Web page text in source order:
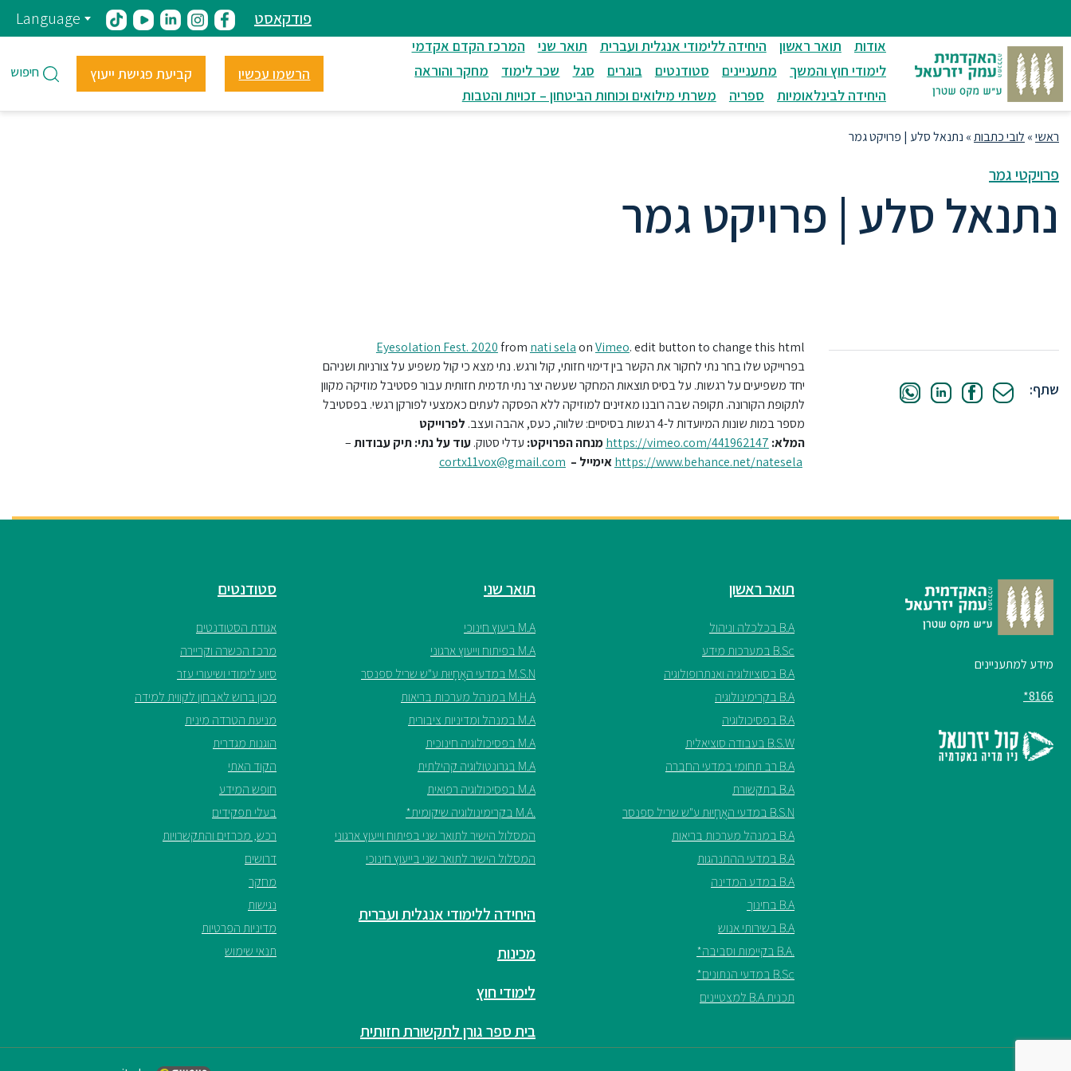
מרכזי
פודקאסט Language
אודות תואר ראשון היחידה ללימודי אנגלית ועברית תואר שני
המרכז הקדם אקדמי
לימודי חוץ והמשך
מתעניינים סטודנטים בוגרים סגל שכר לימוד
מחקר והוראה
היחידה לבינלאומיות
ספריה משרתי מילואים וכוחות הביטחון – זכויות והטבות
הרשמו עכשיו קביעת פגישת ייעוץ חיפוש
ראשי» לובי כתבות» נתנאל סלע | פרויקט גמר
פרויקטי גמר
נתנאל סלע | פרויקט גמר
שתף:
Eyesolation Fest. 2020from nati selaonVimeo. edit button to change this html
בפרוייקט שלו בחר נתי לחקור את הקשר בין דימוי חזותי, קול ורגש. נתי מצא כי קול משפיע על צורניות ושניהם
יחד משפיעים על רגשות. על בסיס תוצאות המחקר שעשה יצר נתי תדמית חזותית עבור פסטיבל מוזיקה מקוון
לתקופת הקורונה. תקופה שבה רובנו מאזינים למוזיקה ללא הפסקה לעתים כאמצעי לפורקן רגשי. בפסטיבל
מספר במות שונות המיועדות ל-4 רגשות בסיסיים: שלווה, כעס, אהבה ועצב.
לפרוייקט
המלא: https://vimeo.com/441962147מנחה הפרויקט: עדלי סטוק.עוד על נתי:תיק עבודות–
https://www.behance.net/nateselaאימייל – cortx11vox@gmail.com
מידע למתעניינים
8166*
תואר ראשון
B.A בכלכלה וניהול
B.Sc במערכות מידע
B.A בסוציולוגיה ואנתרופולוגיה
B.A בקרימינולוגיה
B.A בפסיכולוגיה
B.S.W בעבודה סוציאלית
B.A רב תחומי במדעי החברה
B.A בתקשורת
B.S.N במדעי האֲחָיוּת ע"ש שריל ספנסר
B.A במנהל מערכות בריאות
B.A במדעי ההתנהגות
B.A במדע המדינה
B.A בחינוך
B.A בשירותי אנוש
.B.A בקיימות וסביבה*
B.Sc במדעי הנתונים*
תכנית B.A למצטיינים
תואר שני
M.A ביעוץ חינוכי
M.A בפיתוח וייעוץ ארגוני
M.S.N במדעי האֲחָיוּת ע"ש שריל ספנסר
M.H.A במנהל מערכות בריאות
M.A במנהל ומדיניות ציבורית
M.A בפסיכולוגיה חינוכית
M.A בגרונטולוגיה קהילתית
M.A בפסיכולוגיה רפואית
.M.A בקרימינולוגיה שיקומית*
המסלול הישיר לתואר שני בפיתוח וייעוץ ארגוני
המסלול הישיר לתואר שני בייעוץ חינוכי
היחידה ללימודי אנגלית ועברית
מכינות
לימודי חוץ
בית ספר גורן לתקשורת חזותית
סטודנטים
אגודת הסטודנטים
מרכז הכשרה וקריירה
סיוע לימודי ושיעורי עזר
מכון ברוש לאבחון לקווית למידה
מניעת הטרדה מינית
הוגנות מגדרית
הקוד האתי
חופש המידע
בעלי תפקידים
רכש, מכרזים והתקשרויות
דרושים
מחקר
נגישות
מדיניות הפרטיות
תנאי שימוש